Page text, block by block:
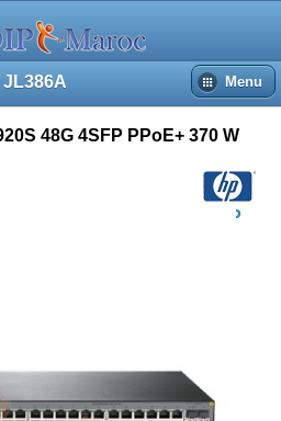
JL386A Menu
HP
48G 4SFP PPoE+ 370 W